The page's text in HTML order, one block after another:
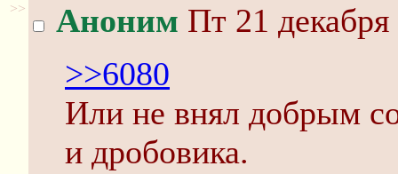
>> Аноним Пт 21
>>6080
Или не внял добрым
и дробовика.